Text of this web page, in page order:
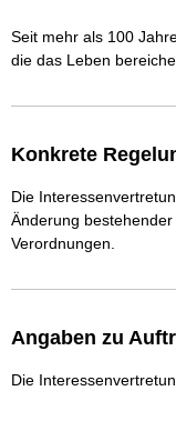
Seit mehr als 100
die das Leben
Konkrete
Die
Änderung
Verordnungen.
Angaben zu
Die